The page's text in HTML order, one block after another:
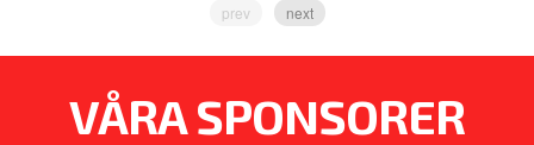
prev next
VÅRA SPONSORER